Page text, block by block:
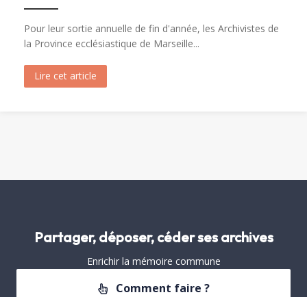
Pour leur sortie annuelle de fin d'année, les Archivistes de
la Province ecclésiastique de Marseille...
Lire cet article
Partager, déposer, céder ses archives
Enrichir la mémoire commune
Comment faire ?